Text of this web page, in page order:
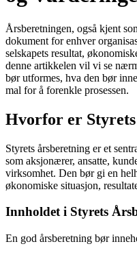
Årsberetningen, også kjent
dokument for enhver
selskapets resultat,
denne artikkelen vil vi se
bør utformes, hva den bør
mal for å forenkle prosessen.
Hvorfor er
Styrets årsberetning er et
som aksjonærer, ansatte,
virksomhet. Den bør gi en
økonomiske situasjon,
Innholdet i Styrets
En god årsberetning bør